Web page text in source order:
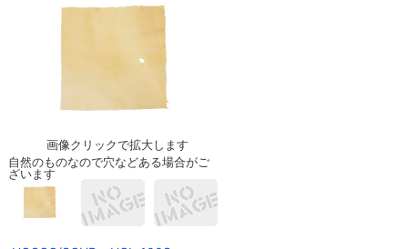
画像クリックで拡大します
自然のものなので穴などある場合がご
ざいます